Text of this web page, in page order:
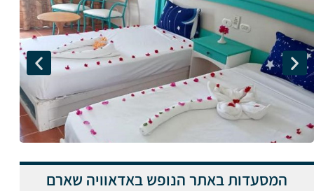
המסעדות באתר הנופש באדאוויה שארם